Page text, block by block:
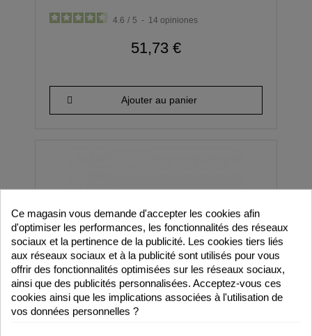
4.6 / 5 - 14 opiniones
51,73 €
Ajouter au panier
Ce magasin vous demande d'accepter les cookies afin
d'optimiser les performances, les fonctionnalités des réseaux
sociaux et la pertinence de la publicité. Les cookies tiers liés
aux réseaux sociaux et à la publicité sont utilisés pour vous
offrir des fonctionnalités optimisées sur les réseaux sociaux,
ainsi que des publicités personnalisées. Acceptez-vous ces
cookies ainsi que les implications associées à l'utilisation de
vos données personnelles ?